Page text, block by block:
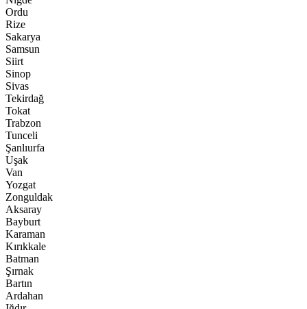
Ordu
Rize
Sakarya
Samsun
Siirt
Sinop
Sivas
Tekirdağ
Tokat
Trabzon
Tunceli
Şanlıurfa
Uşak
Van
Yozgat
Zonguldak
Aksaray
Bayburt
Karaman
Kırıkkale
Batman
Şırnak
Bartın
Ardahan